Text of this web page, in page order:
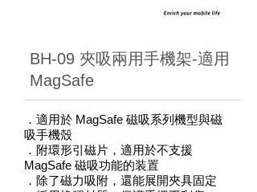
BH-09 夾吸兩用手機架-適用
MagSafe
．適用於 MagSafe 磁吸系列機型與磁
吸手機殼
．附環形引磁片，適用於不支援
MagSafe 磁吸功能的装置
．除了磁力吸附，還能展開夾具固定